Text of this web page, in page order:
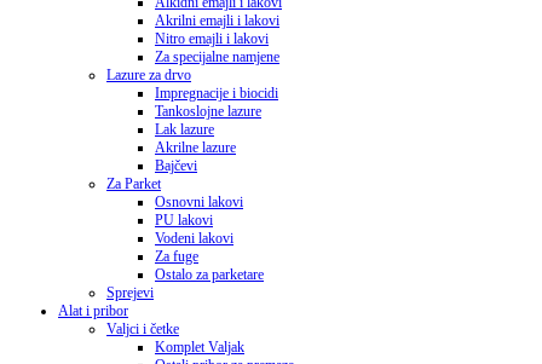
Akrilni emajli i lakovi
Nitro emajli i lakovi
Za specijalne namjene
Lazure za drvo
Impregnacije i biocidi
Tankoslojne lazure
Lak lazure
Akrilne lazure
Bajčevi
Za Parket
Osnovni lakovi
PU lakovi
Vodeni lakovi
Za fuge
Ostalo za parketare
Sprejevi
Alat i pribor
Valjci i četke
Komplet Valjak